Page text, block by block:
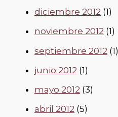
diciembre 2012 (1)
noviembre 2012 (1)
septiembre 2012 (1)
junio 2012 (1)
mayo 2012 (3)
abril 2012 (5)